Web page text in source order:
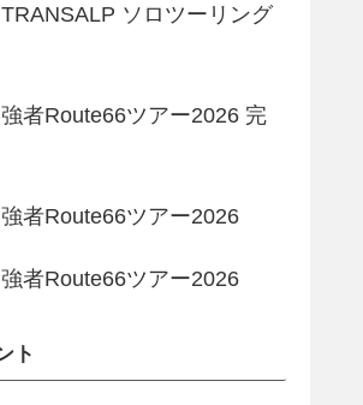
ソロツーリング
者Route66ツアー2026 完
者Route66ツアー2026
者Route66ツアー2026
ト